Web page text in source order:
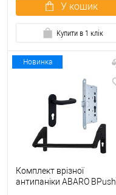
У кошик
Купити в 1 клік
Новинка
Комплект врізної
антипаніки ABARO BPush